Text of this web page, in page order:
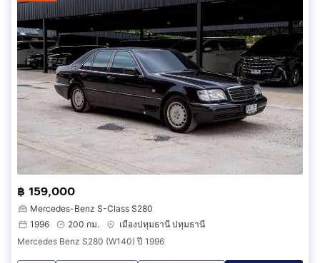
฿ 159,000
Mercedes-Benz S-Class S280
1996
200 กม.
เมืองปทุมธานี ปทุมธานี
Mercedes Benz S280 (W140) ปี 1996